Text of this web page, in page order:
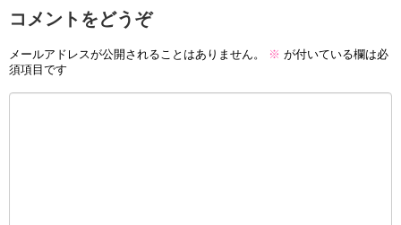
コメントをどうぞ
メールアドレスが公開されることはありません。 ※ が付いている欄は必
須項目です